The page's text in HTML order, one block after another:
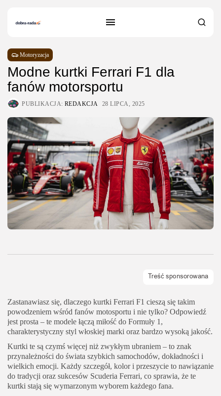
Motoryzacja
Modne kurtki Ferrari F1 dla
fanów motorsportu
PUBLIKACJA: REDAKCJA 28 LIPCA, 2025
Zastanawiasz się, dlaczego kurtki Ferrari F1 cieszą się takim
powodzeniem wśród fanów motosportu i nie tylko? Odpowiedź
jest prosta – te modele łączą miłość do Formuły 1,
charakterystyczny styl włoskiej marki oraz bardzo wysoką jakość.
Kurtki te są czymś więcej niż zwykłym ubraniem – to znak
przynależności do świata szybkich samochodów, dokładności i
wielkich emocji. Każdy szczegół, kolor i przeszycie to nawiązanie
do tradycji oraz sukcesów Scuderia Ferrari, co sprawia, że te
kurtki stają się wymarzonym wyborem każdego fana.